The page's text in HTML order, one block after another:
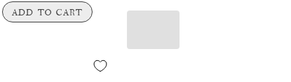
ADD TO CART